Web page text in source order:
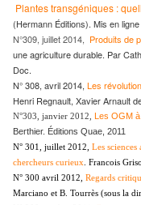
Plantes transgéniques :
(Hermann Éditions). Mis en
N°309, juillet 2014, Produits de
une agriculture durable. Par
Doc.
N° 308, avril 2014, Les
Henri Regnault, Xavier Arnault
N°303, janvier 2012, Les OGM
Berthier. Éditions Quae, 2011
N° 301, juillet 2012, Les
chercheurs curieux . Francois
N° 300 avril 2012, Regards
Marciano et B. Tourrès (sous la